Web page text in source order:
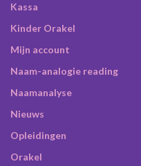
Kassa
Kinder Orakel
Mijn account
Naam-analogie reading
Naamanalyse
Nieuws
Opleidingen
Orakel